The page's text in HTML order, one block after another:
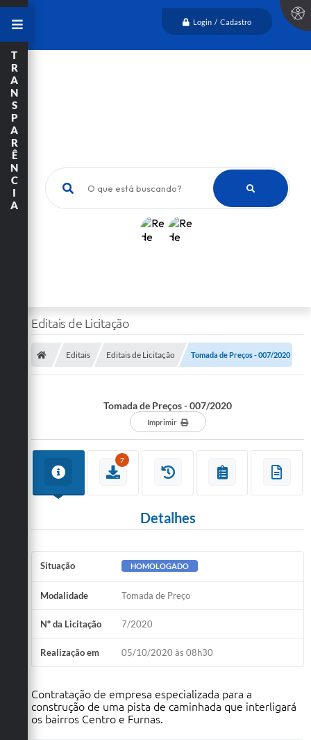
Login / Cadastro
O que está buscando?
T
R
A
N
S
P
A
R
Ê
N
C
I
A
Editais de Licitação
Editais Editais de Licitação Tomada de Preços - 007/2020
Tomada de Preços - 007/2020
Imprimir
7
Detalhes
Situação HOMOLOGADO
Modalidade Tomada de Preço
Nº da Licitação 7/2020
Realização em 05/10/2020 às 08h30
Contratação de empresa especializada para a
construção de uma pista de caminhada que interligará
os bairros Centro e Furnas.